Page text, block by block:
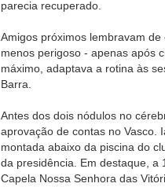
parecia recuperado.
Amigos próximos lembravam
menos perigoso - apenas após
máximo, adaptava a rotina às
Barra.
Antes dos dois nódulos no
aprovação de contas no Vasco.
montada abaixo da piscina do
da presidência. Em destaque, a
Capela Nossa Senhora das